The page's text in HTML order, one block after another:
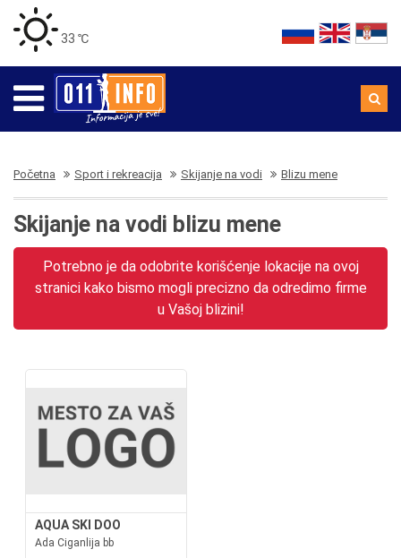
33 ℃
Početna Sport i rekreacija Skijanje na vodi Blizu mene
Skijanje na vodi blizu mene
Potrebno je da odobrite korišćenje lokacije na ovoj
stranici kako bismo mogli precizno da odredimo firme
u Vašoj blizini!
AQUA SKI DOO
Ada Ciganlija bb